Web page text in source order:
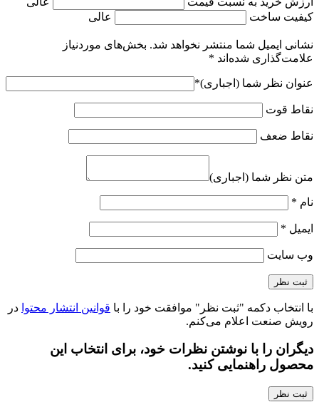
کیفیت ساخت
عالی
نشانی ایمیل شما منتشر نخواهد شد. بخش‌های موردنیاز
علامت‌گذاری شده‌اند *
عنوان نظر شما (اجباری)*
نقاط قوت
نقاط ضعف
متن نظر شما (اجباری)
نام *
ایمیل *
وب‌ سایت
با انتخاب دکمه "ثبت نظر" موافقت خود را با قوانین انتشار محتوا در
رویش صنعت اعلام می‌کنم.
دیگران را با نوشتن نظرات خود، برای انتخاب این
محصول راهنمایی کنید.
ثبت نظر